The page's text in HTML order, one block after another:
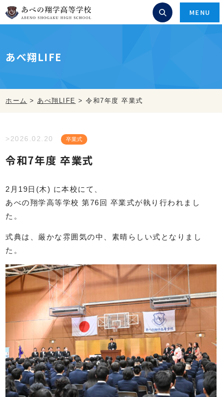
MENU
あべ翔LIFE
ホーム >あべ翔LIFE >令和7年度 卒業式
>2026.02.20 卒業式
令和7年度 卒業式
2月19日(木) に本校にて、
あべの翔学高等学校 第76回 卒業式が執り行われまし
た。
式典は、厳かな雰囲気の中、素晴らしい式となりまし
た。